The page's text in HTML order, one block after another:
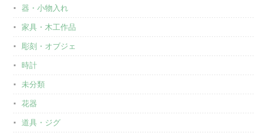
器・小物入れ
家具・木工作品
彫刻・オブジェ
時計
未分類
花器
道具・ジグ